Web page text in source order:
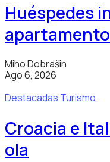
Huéspedes
Miho Dobrašin
Ago 6, 2026
Destacadas Turismo
Croacia e
ola